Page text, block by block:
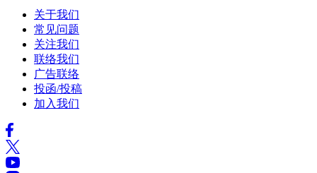
关于我们
常见问题
关注我们
联络我们
广告联络
投函/投稿
加入我们